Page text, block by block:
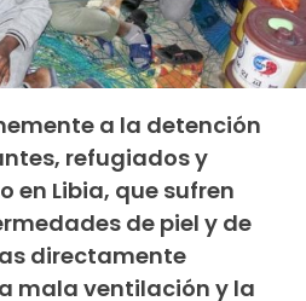
a la detención
refugiados y
en Libia, que sufren
de piel y de
directamente
mala ventilación y la